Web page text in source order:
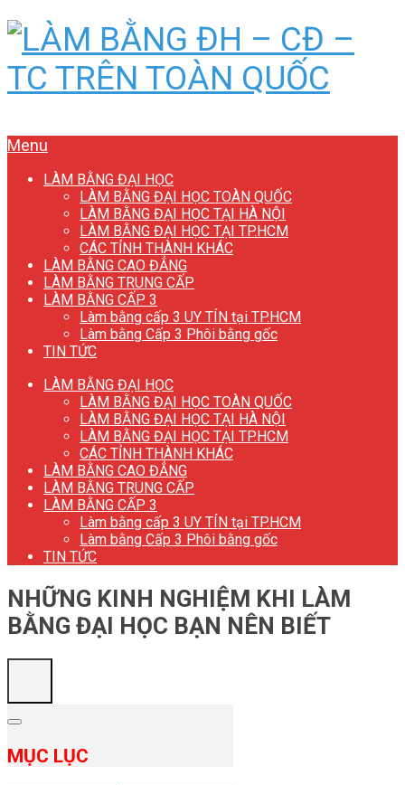
Menu
LÀM BẰNG ĐẠI HỌC
LÀM BẰNG ĐẠI HỌC TOÀN QUỐC
LÀM BẰNG ĐẠI HỌC TẠI HÀ NỘI
LÀM BẰNG ĐẠI HỌC TẠI TP.HCM
CÁC TỈNH THÀNH KHÁC
LÀM BẰNG CAO ĐẲNG
LÀM BẰNG TRUNG CẤP
LÀM BẰNG CẤP 3
Làm bằng cấp 3 UY TÍN tại TP.HCM
Làm bằng Cấp 3 Phôi bằng gốc
TIN TỨC
LÀM BẰNG ĐẠI HỌC
LÀM BẰNG ĐẠI HỌC TOÀN QUỐC
LÀM BẰNG ĐẠI HỌC TẠI HÀ NỘI
LÀM BẰNG ĐẠI HỌC TẠI TP.HCM
CÁC TỈNH THÀNH KHÁC
LÀM BẰNG CAO ĐẲNG
LÀM BẰNG TRUNG CẤP
LÀM BẰNG CẤP 3
Làm bằng cấp 3 UY TÍN tại TP.HCM
Làm bằng Cấp 3 Phôi bằng gốc
TIN TỨC
NHỮNG KINH NGHIỆM KHI LÀM
BẰNG ĐẠI HỌC BẠN NÊN BIẾT
MỤC LỤC